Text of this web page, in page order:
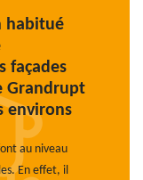
habitué
façades
Grandrupt
environs
au niveau
En effet, il